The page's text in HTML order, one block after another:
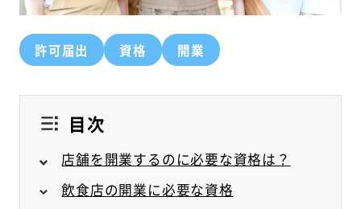
許可届出 資格 開業
目次
店舗を開業するのに必要な資格は？
飲食店の開業に必要な資格